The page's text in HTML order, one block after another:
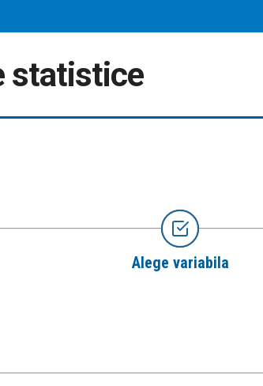
statistice
Alege variabila